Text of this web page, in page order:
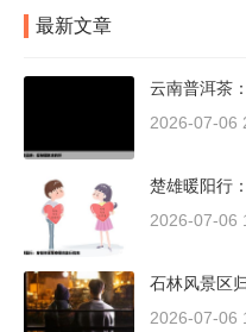
最新文章
云南普洱茶
2026-07-06
楚雄暖阳行
2026-07-06
石林风景区
2026-07-06